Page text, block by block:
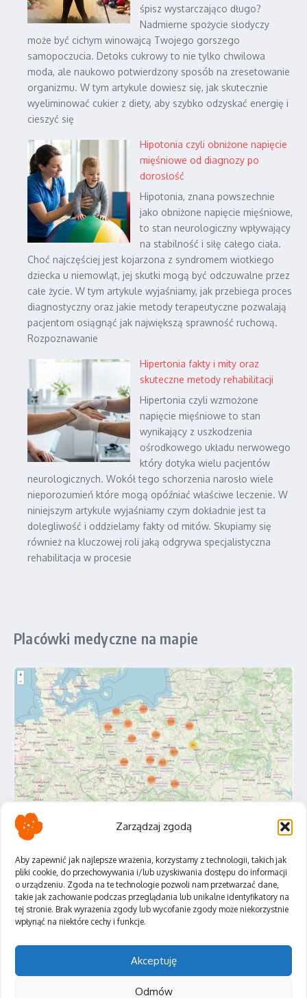
Zarządzaj zgodą
Aby zapewnić jak najlepsze wrażenia, korzystamy z technologii, takich jak
pliki cookie, do przechowywania i/lub uzyskiwania dostępu do informacji
o urządzeniu. Zgoda na te technologie pozwoli nam przetwarzać dane,
takie jak zachowanie podczas przeglądania lub unikalne identyfikatory na
tej stronie. Brak wyrażenia zgody lub wycofanie zgody może niekorzystnie
wpłynąć na niektóre cechy i funkcje.
Akceptuję
Odmów
śpisz wystarczająco długo?
Nadmierne spożycie słodyczy
może być cichym winowajcą Twojego gorszego
samopoczucia. Detoks cukrowy to nie tylko chwilowa
moda, ale naukowo potwierdzony sposób na zresetowanie
organizmu. W tym artykule dowiesz się, jak skutecznie
wyeliminować cukier z diety, aby szybko odzyskać energię i
cieszyć się
Hipotonia czyli obniżone napięcie
mięśniowe od diagnozy po
dorosłość
Hipotonia, znana powszechnie
jako obniżone napięcie mięśniowe,
to stan neurologiczny wpływający
na stabilność i siłę całego ciała.
Choć najczęściej jest kojarzona z syndromem wiotkiego
dziecka u niemowląt, jej skutki mogą być odczuwalne przez
całe życie. W tym artykule wyjaśniamy, jak przebiega proces
diagnostyczny oraz jakie metody terapeutyczne pozwalają
pacjentom osiągnąć jak największą sprawność ruchową.
Rozpoznawanie
Hipertonia fakty i mity oraz
skuteczne metody rehabilitacji
Hipertonia czyli wzmożone
napięcie mięśniowe to stan
wynikający z uszkodzenia
ośrodkowego układu nerwowego
który dotyka wielu pacjentów
neurologicznych. Wokół tego schorzenia narosło wiele
nieporozumień które mogą opóźniać właściwe leczenie. W
niniejszym artykule wyjaśniamy czym dokładnie jest ta
dolegliwość i oddzielamy fakty od mitów. Skupiamy się
również na kluczowej roli jaką odgrywa specjalistyczna
rehabilitacja w procesie
Placówki medyczne na mapie
Polityka Prywatności
Regulamin